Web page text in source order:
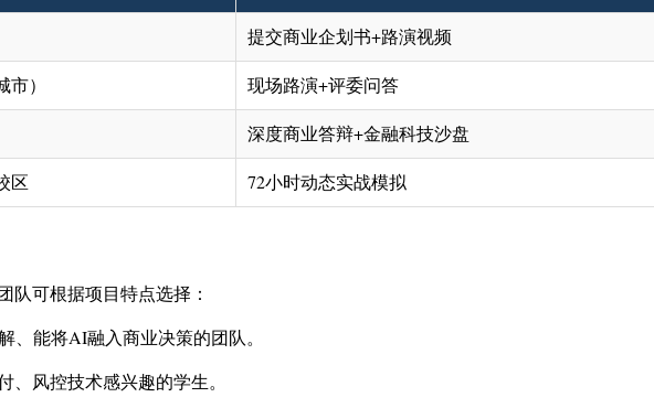
提交商业企划书+路演视频
） 现场路演+评委问答
深度商业答辩+金融科技沙盘
区 72小时动态实战模拟
队可根据项目特点选择：
、能将AI融入商业决策的团队。
、风控技术感兴趣的学生。